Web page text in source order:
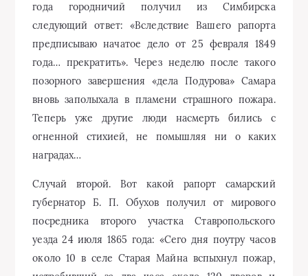
года городничий получил из Симбирска
следующий ответ: «Вследствие Вашего рапорта
предписываю начатое дело от 25 февраля 1849
года… прекратить». Через неделю после такого
позорного завершения «дела Подурова» Самара
вновь заполыхала в пламени страшного пожара.
Теперь уже другие люди насмерть бились с
огненной стихией, не помышляя ни о каких
наградах…
Случай второй. Вот какой рапорт самарский
губернатор Б. П. Обухов получил от мирового
посредника второго участка Ставропольского
уезда 24 июля 1865 года: «Сего дня поутру часов
около 10 в селе Старая Майна вспыхнул пожар,